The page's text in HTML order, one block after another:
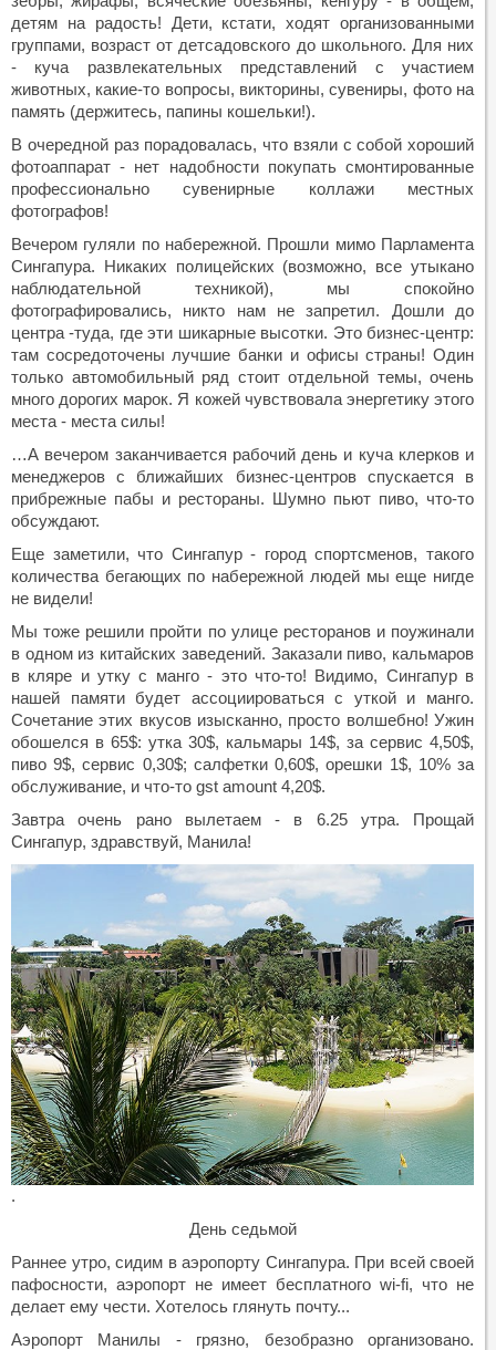
детям на радость! Дети, кстати, ходят организованными
группами, возраст от детсадовского до школьного. Для них
- куча развлекательных представлений с участием
животных, какие-то вопросы, викторины, сувениры, фото на
память (держитесь, папины кошельки!).
В очередной раз порадовалась, что взяли с собой хороший
фотоаппарат - нет надобности покупать смонтированные
профессионально сувенирные коллажи местных
фотографов!
Вечером гуляли по набережной. Прошли мимо Парламента
Сингапура. Никаких полицейских (возможно, все утыкано
наблюдательной техникой), мы спокойно
фотографировались, никто нам не запретил. Дошли до
центра -туда, где эти шикарные высотки. Это бизнес-центр:
там сосредоточены лучшие банки и офисы страны! Один
только автомобильный ряд стоит отдельной темы, очень
много дорогих марок. Я кожей чувствовала энергетику этого
места - места силы!
…А вечером заканчивается рабочий день и куча клерков и
менеджеров с ближайших бизнес-центров спускается в
прибрежные пабы и рестораны. Шумно пьют пиво, что-то
обсуждают.
Еще заметили, что Сингапур - город спортсменов, такого
количества бегающих по набережной людей мы еще нигде
не видели!
Мы тоже решили пройти по улице ресторанов и поужинали
в одном из китайских заведений. Заказали пиво, кальмаров
в кляре и утку с манго - это что-то! Видимо, Сингапур в
нашей памяти будет ассоциироваться с уткой и манго.
Сочетание этих вкусов изысканно, просто волшебно! Ужин
обошелся в 65$: утка 30$, кальмары 14$, за сервис 4,50$,
пиво 9$, сервис 0,30$; салфетки 0,60$, орешки 1$, 10% за
обслуживание, и что-то gst amount 4,20$.
Завтра очень рано вылетаем - в 6.25 утра. Прощай
Сингапур, здравствуй, Манила!
.
День седьмой
Раннее утро, сидим в аэропорту Сингапура. При всей своей
пафосности, аэропорт не имеет бесплатного wi-fi, что не
делает ему чести. Хотелось глянуть почту...
Аэропорт Манилы - грязно, безобразно организовано.